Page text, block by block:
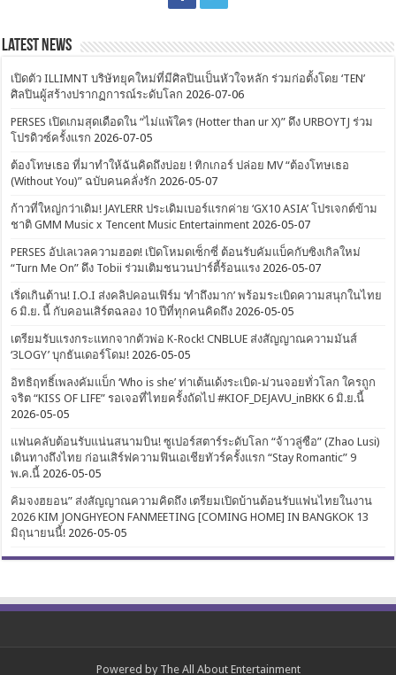
Latest News
เปิดตัว ILLIMNT บริษัทยุคใหม่ที่มีศิลปินเป็นหัวใจหลัก ร่วมก่อตั้งโดย ‘TEN’
ศิลปินผู้สร้างปรากฏการณ์ระดับโลก 2026-07-06
PERSES เปิดเกมสุดเดือดใน “ไม่แพ้ใคร (Hotter than ur X)” ดึง URBOYTJ ร่วม
โปรดิวซ์ครั้งแรก 2026-07-05
ต้องโทษเธอ ที่มาทำให้ฉันคิดถึงบ่อย ! ทิกเกอร์ ปล่อย MV “ต้องโทษเธอ
(Without You)” ฉบับคนคลั่งรัก 2026-05-07
ก้าวที่ใหญ่กว่าเดิม! JAYLERR ประเดิมเบอร์แรกค่าย ‘GX10 ASIA’ โปรเจกต์ข้าม
ชาติ GMM Music x Tencent Music Entertainment 2026-05-07
PERSES อัปเลเวลความฮอต! เปิดโหมดเซ็กซี่ ต้อนรับคัมแบ็คกับซิงเกิลใหม่
“Turn Me On” ดึง Tobii ร่วมเติมชนวนปาร์ตี้ร้อนแรง 2026-05-07
เริ่ดเกินต้าน! I.O.I ส่งคลิปคอนเฟิร์ม ‘ทำถึงมาก’ พร้อมระเบิดความสนุกในไทย
6 มิ.ย. นี้ กับคอนเสิร์ตฉลอง 10 ปีที่ทุกคนคิดถึง 2026-05-05
เตรียมรับแรงกระแทกจากตัวพ่อ K-Rock! CNBLUE ส่งสัญญาณความมันส์
‘3LOGY’ บุกธันเดอร์โดม! 2026-05-05
อิทธิฤทธิ์เพลงคัมแบ็ก ‘Who is she’ ท่าเต้นเด้งระเบิด-ม่วนจอยทั่วโลก ใครถูก
จริต “KISS OF LIFE” รอเจอที่ไทยครั้งถัดไป #KIOF_DEJAVU_inBKK 6 มิ.ย.นี้
2026-05-05
แฟนคลับต้อนรับแน่นสนามบิน! ซูเปอร์สตาร์ระดับโลก “จ้าวลู่ซือ” (Zhao Lusi)
เดินทางถึงไทย ก่อนเสิร์ฟความฟินเอเชียทัวร์ครั้งแรก “Stay Romantic” 9
พ.ค.นี้ 2026-05-05
คิมจงฮยอน” ส่งสัญญาณความคิดถึง เตรียมเปิดบ้านต้อนรับแฟนไทยในงาน
2026 KIM JONGHYEON FANMEETING [COMING HOME] IN BANGKOK 13
มิถุนายนนี้! 2026-05-05
Powered by The All About Entertainment